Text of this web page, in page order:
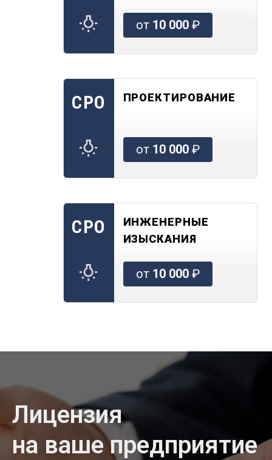
от 10 000₽
СРО ПРОЕКТИРОВАНИЕ
от 10 000₽
СРО
ИНЖЕНЕРНЫЕ
ИЗЫСКАНИЯ
от 10 000₽
Лицензия
на ваше предприятие